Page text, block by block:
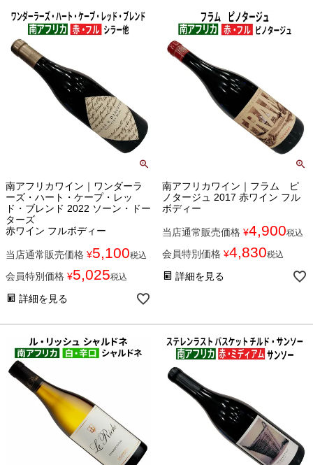
南アフリカワイン｜ワンダーラ
ーズ・ハート・ケープ・レッ
ド・ブレンド 2022 ソーン・ドー
ターズ
赤ワイン フルボディー
当店通常販売価格 ¥5,100税込
会員特別価格 ¥5,025税込
詳細を見る
南アフリカワイン｜フラム ピ
ノタージュ 2017 赤ワイン フル
ボディー
当店通常販売価格 ¥4,900税込
会員特別価格 ¥4,830税込
詳細を見る